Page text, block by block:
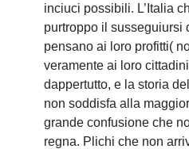
inciuci possibili. L’Italia
purtroppo il susseguiursi
pensano ai loro profitti(
veramente ai loro
dappertutto, e la storia
non soddisfa alla
grande confusione che
regna. Plichi che non